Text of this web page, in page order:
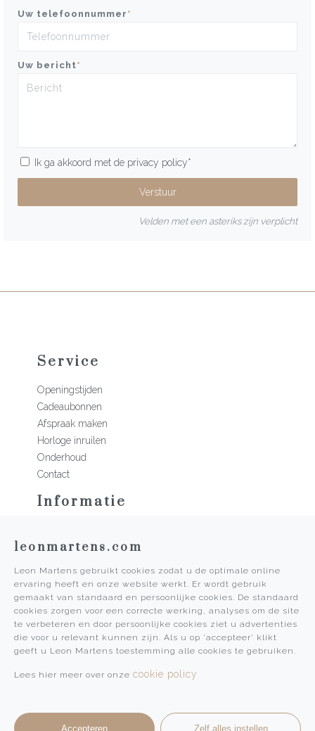
Uw telefoonnummer *
Uw bericht*
Ik ga akkoord met de privacy policy*
Velden met een asteriks zijn verplicht
Service
Openingstijden
Cadeaubonnen
Afspraak maken
Horloge inruilen
Onderhoud
Contact
Informatie
Historie
Algemene voorwaarden
Privacy Policy
Pers
Leon Martens
Leon Martens Juwelier
leonmartens.com
Leon Martens gebruikt cookies zodat u de optimale online
ervaring heeft en onze website werkt. Er wordt gebruik
gemaakt van standaard en persoonlijke cookies. De standaard
cookies zorgen voor een correcte werking, analyses om de site
te verbeteren en door persoonlijke cookies ziet u advertenties
die voor u relevant kunnen zijn. Als u op 'accepteer' klikt
geeft u Leon Martens toestemming alle cookies te gebruiken.
Lees hier meer over onze cookie policy
Accepteren Zelf alles instellen